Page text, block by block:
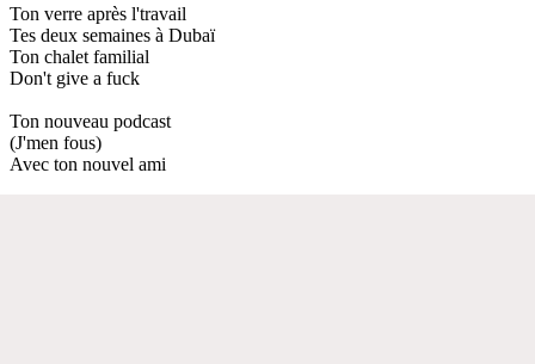
Ton verre après l'travail
Tes deux semaines à Dubaï
Ton chalet familial
Don't give a fuck
Ton nouveau podcast
(J'men fous)
Avec ton nouvel ami